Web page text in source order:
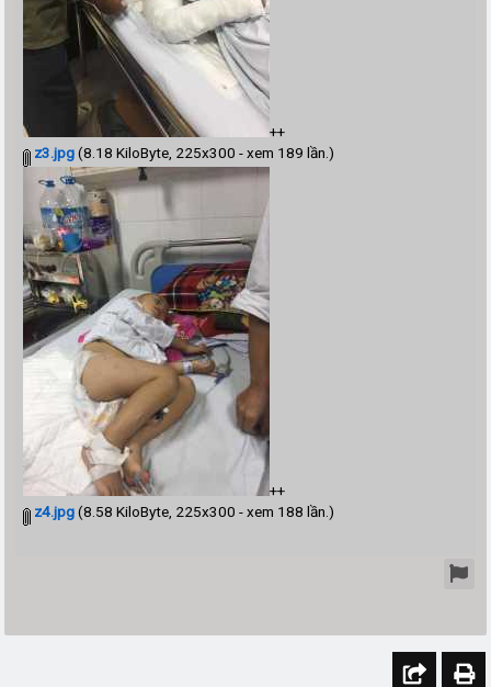
++
z3.jpg(8.18 KiloByte, 225x300 - xem 189 lần.)
++
z4.jpg(8.58 KiloByte, 225x300 - xem 188 lần.)